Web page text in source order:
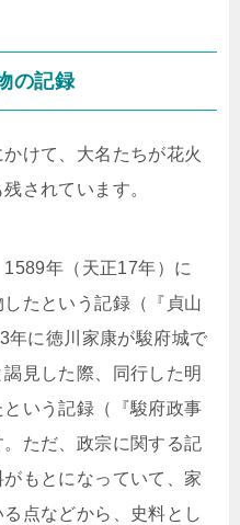
の記録
けて、大名たちが花火
されています。
年（天正17年）に
したという記録（『貞山
年に徳川家康が駿府城で
見した際、同行した明
いう記録（『駿府政事
ただ、政宗に関する記
もとになっていて、家
点などから、史料とし